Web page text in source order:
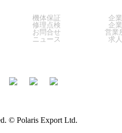
機体保証
修理点検
お問合せ
ニュース
企
企
営業
求
© Polaris Export Ltd.